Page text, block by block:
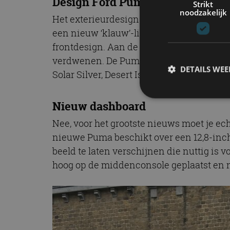
Het exterieurdesign van de nieuwe
een nieuw ‘klauw’-lichtsignatuur. De
frontdesign. Aan de achterkant van de
verdwenen. De Puma is verkrijgbaar in
Solar Silver, Desert Island Blue, Agate
Nieuw dashboard
Nee, voor het grootste nieuws moet je
nieuwe Puma beschikt over een 12,8-
beeld te laten verschijnen die nuttig is
hoog op de middenconsole geplaatst
Strikt
noodzakelijk
DETAILS
Strikt noodzakelijke
accountbeheer. De
Naam
cf_clearance